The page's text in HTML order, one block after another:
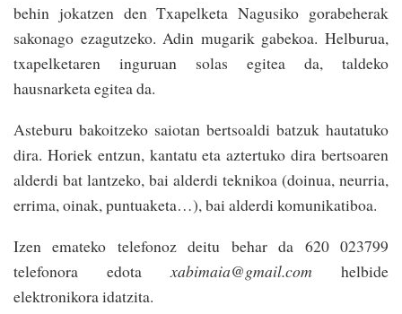
behin jokatzen den Txapelketa Nagusiko gorabeherak
sakonago ezagutzeko. Adin mugarik gabekoa. Helburua,
txapelketaren inguruan solas egitea da, taldeko
hausnarketa egitea da.
Asteburu bakoitzeko saiotan bertsoaldi batzuk hautatuko
dira. Horiek entzun, kantatu eta aztertuko dira bertsoaren
alderdi bat lantzeko, bai alderdi teknikoa (doinua, neurria,
errima, oinak, puntuaketa…), bai alderdi komunikatiboa.
Izen emateko telefonoz deitu behar da 620 023799
telefonora edota xabimaia@gmail.com helbide
elektronikora idatzita.